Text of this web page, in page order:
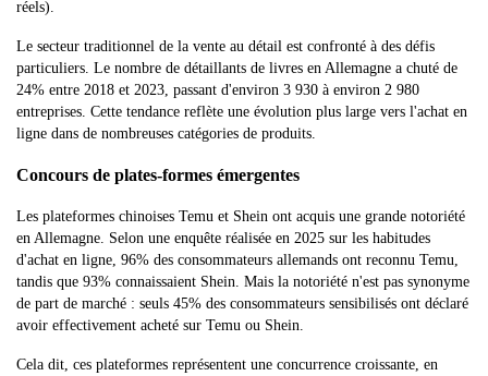
réels).
Le secteur traditionnel de la vente au détail est confronté à des défis
particuliers. Le nombre de détaillants de livres en Allemagne a chuté de
24% entre 2018 et 2023, passant d'environ 3 930 à environ 2 980
entreprises. Cette tendance reflète une évolution plus large vers l'achat en
ligne dans de nombreuses catégories de produits.
Concours de plates-formes émergentes
Les plateformes chinoises Temu et Shein ont acquis une grande notoriété
en Allemagne. Selon une enquête réalisée en 2025 sur les habitudes
d'achat en ligne, 96% des consommateurs allemands ont reconnu Temu,
tandis que 93% connaissaient Shein. Mais la notoriété n'est pas synonyme
de part de marché : seuls 45% des consommateurs sensibilisés ont déclaré
avoir effectivement acheté sur Temu ou Shein.
Cela dit, ces plateformes représentent une concurrence croissante, en